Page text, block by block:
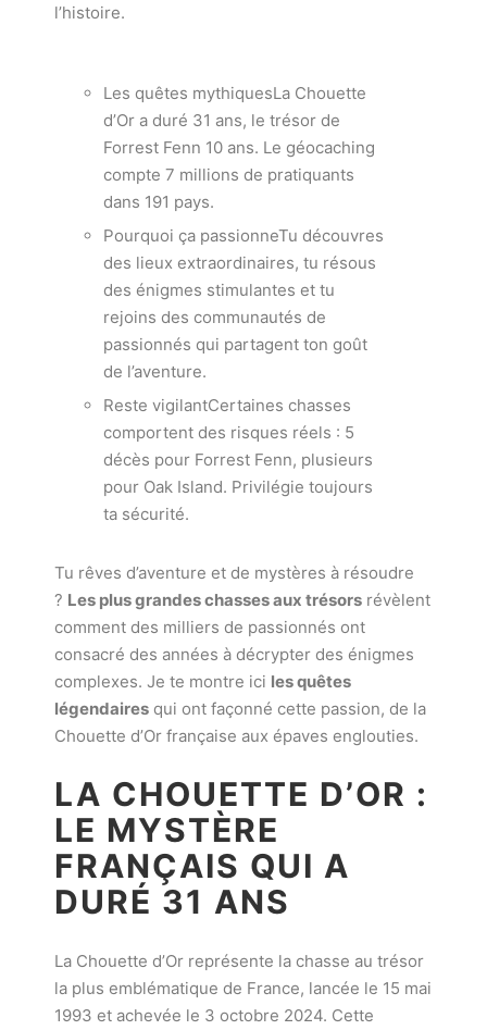
l’histoire.
Les quêtes mythiquesLa Chouette
d’Or a duré 31 ans, le trésor de
Forrest Fenn 10 ans. Le géocaching
compte 7 millions de pratiquants
dans 191 pays.
Pourquoi ça passionneTu découvres
des lieux extraordinaires, tu résous
des énigmes stimulantes et tu
rejoins des communautés de
passionnés qui partagent ton goût
de l’aventure.
Reste vigilantCertaines chasses
comportent des risques réels : 5
décès pour Forrest Fenn, plusieurs
pour Oak Island. Privilégie toujours
ta sécurité.
Tu rêves d’aventure et de mystères à résoudre
? Les plus grandes chasses aux trésors révèlent
comment des milliers de passionnés ont
consacré des années à décrypter des énigmes
complexes. Je te montre ici les quêtes
légendaires qui ont façonné cette passion, de la
Chouette d’Or française aux épaves englouties.
LA CHOUETTE D’OR :
LE MYSTÈRE
FRANÇAIS QUI A
DURÉ 31 ANS
La Chouette d’Or représente la chasse au trésor
la plus emblématique de France, lancée le 15 mai
1993 et achevée le 3 octobre 2024. Cette